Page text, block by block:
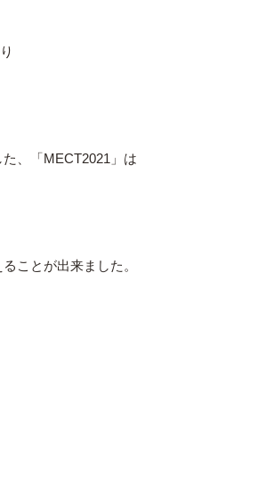
、「MECT2021」は
ことが出来ました。